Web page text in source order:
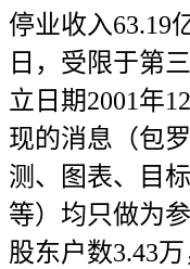
停业收入63.19
日，受限于第
立日期2001年
现的消息（包
测、图表、目
等）均只做为
股东户数3.43万